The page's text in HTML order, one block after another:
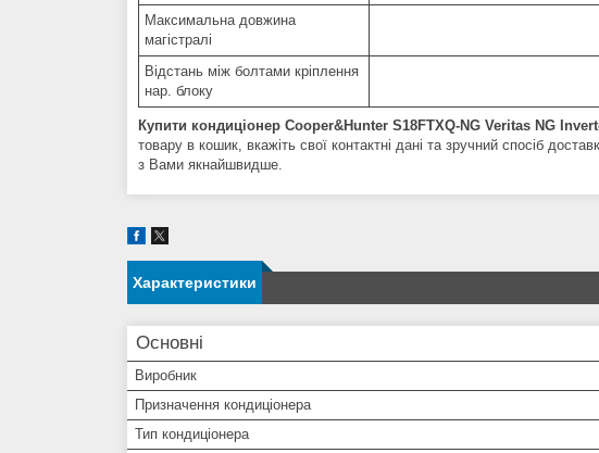
Максимальна довжина
магістралі
Відстань між болтами кріплення
нар. блоку
Купити кондиціонер Cooper&Hunter S18FTXQ-NG Veritas NG
товару в кошик, вкажіть свої контактні дані та зручний спосіб
з Вами якнайшвидше.
Характеристики
Основні
Виробник
Призначення кондиціонера
Тип кондиціонера